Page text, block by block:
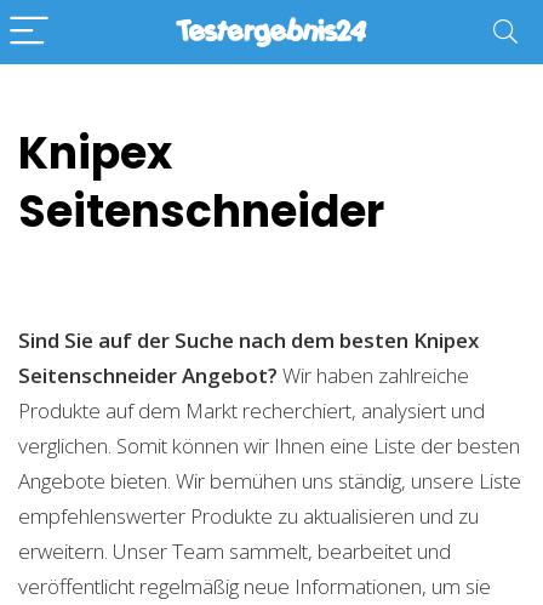
Knipex
Seitenschneider
Sind Sie auf der Suche nach dem besten Knipex
SeitenschneiderAngebot? Wir haben zahlreiche
Produkte auf dem Markt recherchiert, analysiert und
verglichen. Somit können wir Ihnen eine Liste der besten
Angebote bieten. Wir bemühen uns ständig, unsere Liste
empfehlenswerter Produkte zu aktualisieren und zu
erweitern. Unser Team sammelt, bearbeitet und
veröffentlicht regelmäßig neue Informationen, um sie